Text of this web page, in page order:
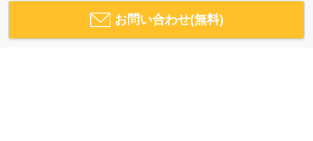
お問い合わせ(無料)